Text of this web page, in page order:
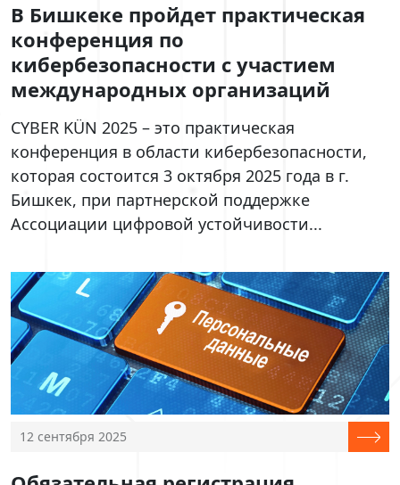
В Бишкеке пройдет практическая
конференция по
кибербезопасности с участием
международных организаций
CYBER KÜN 2025 – это практическая
конференция в области кибербезопасности,
которая состоится 3 октября 2025 года в г.
Бишкек, при партнерской поддержке
Ассоциации цифровой устойчивости...
12 сентября 2025